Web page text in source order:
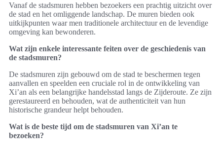
Vanaf de stadsmuren hebben bezoekers een prachtig uitzicht over
de stad en het omliggende landschap. De muren bieden ook
uitkijkpunten waar men traditionele architectuur en de levendige
omgeving kan bewonderen.
Wat zijn enkele interessante feiten over de geschiedenis van
de stadsmuren?
De stadsmuren zijn gebouwd om de stad te beschermen tegen
aanvallen en speelden een cruciale rol in de ontwikkeling van
Xi’an als een belangrijke handelsstad langs de Zijderoute. Ze zijn
gerestaureerd en behouden, wat de authenticiteit van hun
historische grandeur helpt behouden.
Wat is de beste tijd om de stadsmuren van Xi’an te
bezoeken?